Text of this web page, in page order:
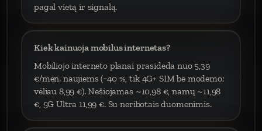
pagal vietą ir signalą.
Kiek kainuoja mobilus internetas?
Mobiliojo interneto planai prasideda nuo 5,39
€/mėn. naujiems (−40 %, tik 4G+ SIM be modemo;
vėliau 8,99 €). Nešiojamas ~10,98 €, namų ~11,98
€, 5G Ultra 11,99 €. Su neribotais duomenimis.